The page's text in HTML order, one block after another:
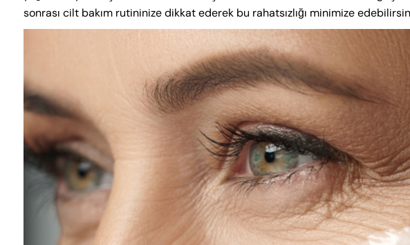
sonrası cilt bakım rutininize dikkat ederek bu rahatsızlığı minimize